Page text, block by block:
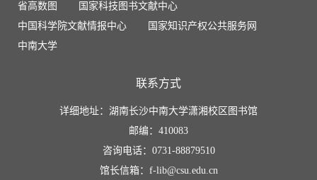
省高数图
国家科技图书文献中心
中国科学院文献情报中心
国家知识产权公共服务网
中南大学
联系方式
详细地址：湖南长沙中南大学潇湘校区图书馆
邮编：410083
咨询电话：0731-88879510
馆长信箱：f-lib@csu.edu.cn